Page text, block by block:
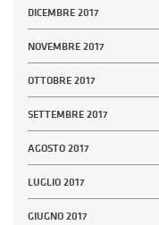
DICEMBRE 2017
NOVEMBRE 2017
OTTOBRE 2017
SETTEMBRE 2017
AGOSTO 2017
LUGLIO 2017
GIUGNO 2017